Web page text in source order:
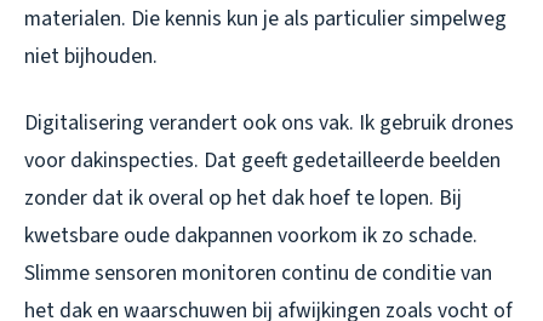
materialen. Die kennis kun je als particulier simpelweg
niet bijhouden.
Digitalisering verandert ook ons vak. Ik gebruik drones
voor dakinspecties. Dat geeft gedetailleerde beelden
zonder dat ik overal op het dak hoef te lopen. Bij
kwetsbare oude dakpannen voorkom ik zo schade.
Slimme sensoren monitoren continu de conditie van
het dak en waarschuwen bij afwijkingen zoals vocht of